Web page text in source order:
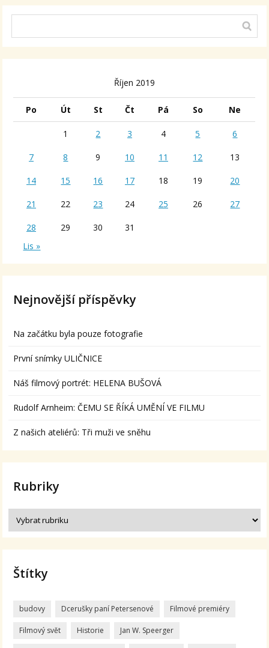
Říjen 2019
Po Út St Čt Pá So Ne
1 2 3 4 5 6
7 8 9 10 11 12 13
14 15 16 17 18 19 20
21 22 23 24 25 26 27
28 29 30
31
Lis »
Nejnovější příspěvky
Na začátku byla pouze fotografie
První snímky ULIČNICE
Náš filmový portrét: HELENA BUŠOVÁ
Rudolf Arnheim: ČEMU SE ŘÍKÁ UMĚNÍ VE FILMU
Z našich ateliérů: Tři muži ve sněhu
Rubriky
Štítky
budovy Dcerušky paní Petersenové Filmové premiéry
Filmový svět Historie Jan W. Speerger